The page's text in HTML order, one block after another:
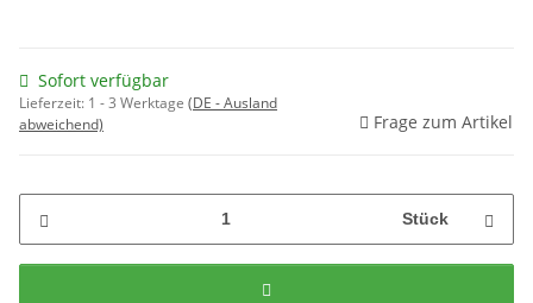
Sofort verfügbar
Lieferzeit: 1 - 3 Werktage (DE - Ausland
abweichend)
Frage zum Artikel
Stück